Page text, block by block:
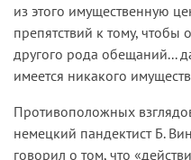
из этого имущественную
препятствий к тому, чтобы
другого рода обещаний...
имеется никакого
Противоположных
немецкий пандектист Б.
говорил о том, что